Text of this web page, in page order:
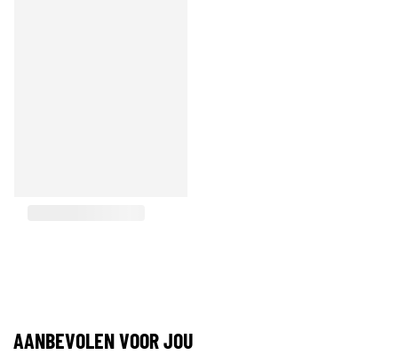
AANBEVOLEN VOOR JOU